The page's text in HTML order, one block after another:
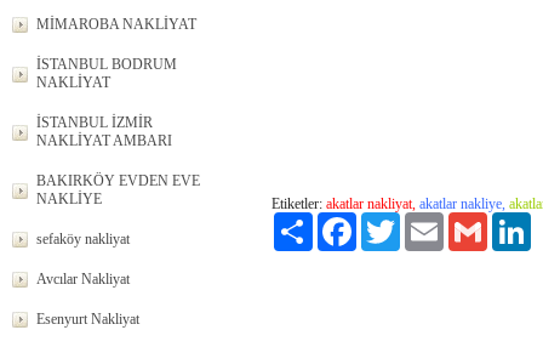
MİMAROBA NAKLİYAT
İSTANBUL BODRUM
NAKLİYAT
İSTANBUL İZMİR
NAKLİYAT AMBARI
BAKIRKÖY EVDEN EVE
NAKLİYE
sefaköy nakliyat
Avcılar Nakliyat
Esenyurt Nakliyat
Etiketler: akatlar nakliyat, akatlar nakliye,
Paylaş
FacebookTwitter Email Gmail